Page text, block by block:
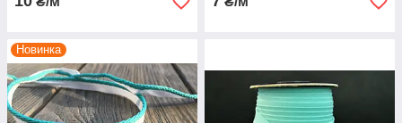
Новинка